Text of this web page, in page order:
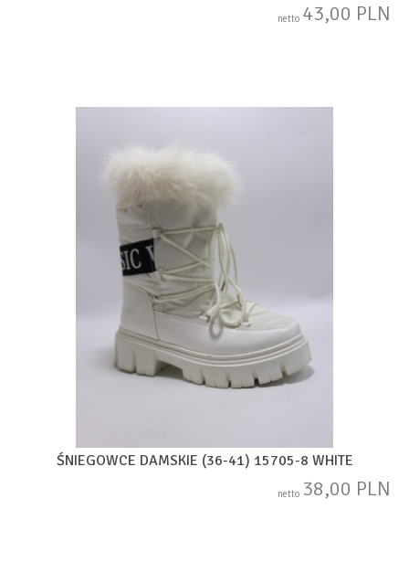
netto 43,00 PLN
ŚNIEGOWCE DAMSKIE (36-41) 15705-8 WHITE
netto 38,00 PLN